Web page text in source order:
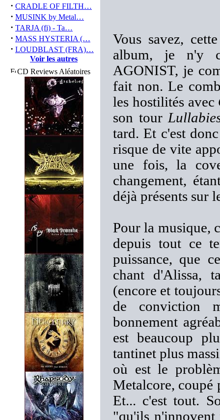
· CRADLE OF FILTH…
· MUSINK by Metal…
· TARJA (fi) - Ta…
· MASS HYSTERIA (…
· LOUDBLAST (FRA)…
Voir les autres
CD Reviews Aléatoires
Vous savez,
album, je n'y
AGONIST, je
fait non. Le
les hostilités avec
son tour
tard. Et c'est
risque de vite
une fois, la
changement,
déjà présents sur
Pour la musique,
depuis tout ce
puissance, que
chant d'Alissa,
(encore et
de conviction
bonnement
est beaucoup
tantinet plus
où est le
Metalcore, coupé
Et... c'est tout.
"qu'ils n'innovent